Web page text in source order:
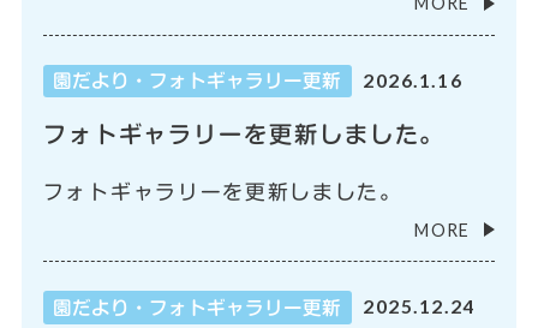
園だより・フォトギャラリー更新 2026.1.16
フォトギャラリーを更新しました。
フォトギャラリーを更新しました。
MORE
園だより・フォトギャラリー更新 2025.12.24